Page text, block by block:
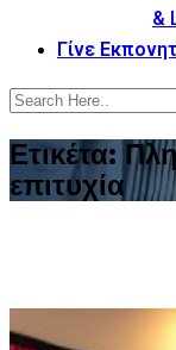
&
Γίνε
Ετικέτα:
επιτυχία